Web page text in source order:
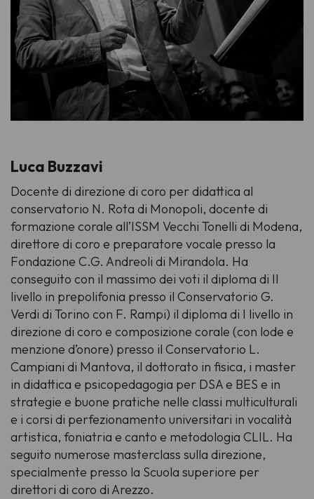
Luca Buzzavi
Docente di direzione di coro per didattica al
conservatorio N. Rota di Monopoli, docente di
formazione corale all’ISSM Vecchi Tonelli di Modena,
direttore di coro e preparatore vocale presso la
Fondazione C.G. Andreoli di Mirandola. Ha
conseguito con il massimo dei voti il diploma di II
livello in prepolifonia presso il Conservatorio G.
Verdi di Torino con F. Rampi) il diploma di I livello in
direzione di coro e composizione corale (con lode e
menzione d’onore) presso il Conservatorio L.
Campiani di Mantova, il dottorato in fisica, i master
in didattica e psicopedagogia per DSA e BES e in
strategie e buone pratiche nelle classi multiculturali
e i corsi di perfezionamento universitari in vocalità
artistica, foniatria e canto e metodologia CLIL. Ha
seguito numerose masterclass sulla direzione,
specialmente presso la Scuola superiore per
direttori di coro di Arezzo.